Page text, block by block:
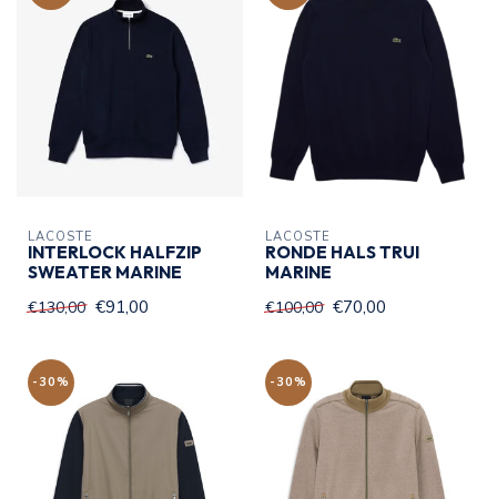
LACOSTE
INTERLOCK HALFZIP
SWEATER MARINE
€130,00 €91,00
LACOSTE
RONDE HALS TRUI
MARINE
€100,00 €70,00
-30% -30%